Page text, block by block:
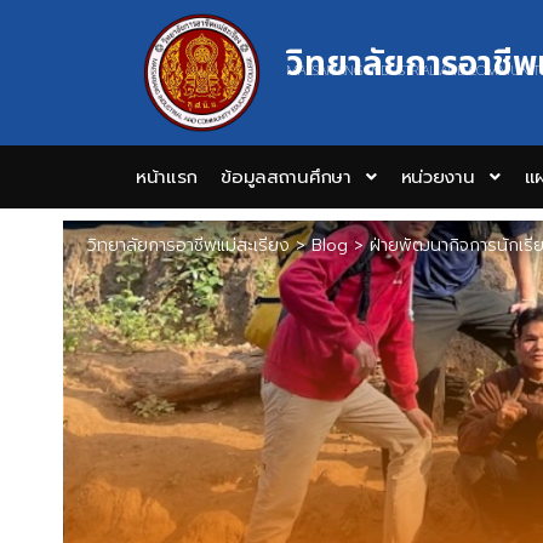
วิทยาลัยการอาชี
MAESARIANG INDUSTRIAL AND
หน้าแรก ข้อมูลสถานศึกษา หน่วยงาน แ
วิทยาลัยการอาชีพแม่สะเรียง>Blog>ฝ่ายพัฒนากิจการนักเรี